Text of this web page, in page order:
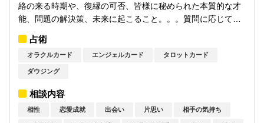
絡の来る時期や、復縁の可否、皆様に秘められた本質的な才
能、問題の解決策、未来に起こること。。。質問に応じてカ
占術
オラクルカード エンジェルカード タロットカード
ダウジング
相談内容
相性 恋愛成就 出会い 片思い 相手の気持ち